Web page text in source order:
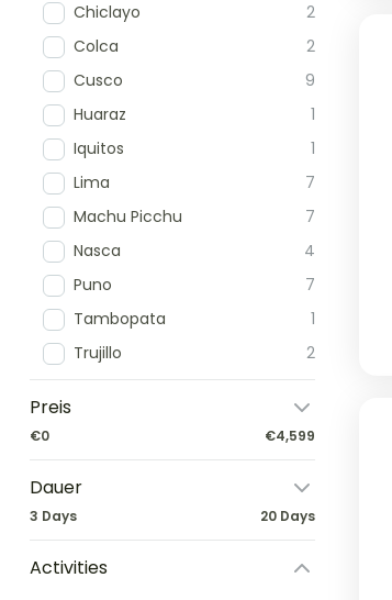
Chiclayo
2
Colca
2
Cusco
9
Huaraz
1
Iquitos
1
Lima
7
Machu Picchu
7
Nasca
4
Puno
7
Tambopata
1
Trujillo
2
Preis
€0 €4,599
Dauer
3 Days 20 Days
Activities